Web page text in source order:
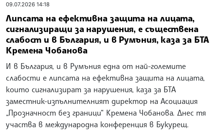
09.07.2026 14:18
Липсата на ефективна защита на лицата,
сигнализиращи за нарушения, е съществена
слабост и в България, и в Румъния, каза за БТА
Кремена Чобанова
И в България, и в Румъния една от най-големите
слабости е липсата на ефективна защита на лицата,
които сигнализират за нарушения, каза за БТА
заместник-изпълнителният директор на Асоциация
„Прозначност без граници“ Кремена Чобанова. Днес тя
участва в международна конференция в Букурещ.